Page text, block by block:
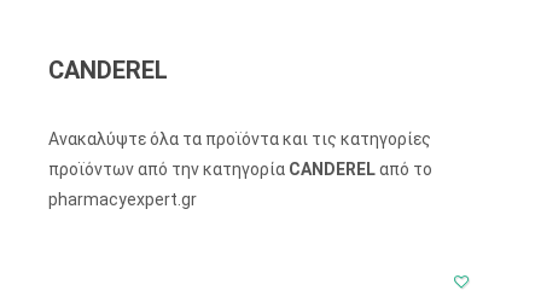
CANDEREL
Ανακαλύψτε όλα τα προϊόντα και τις κατηγορίες
προϊόντων από την κατηγορία CANDERELαπό το
pharmacyexpert.gr